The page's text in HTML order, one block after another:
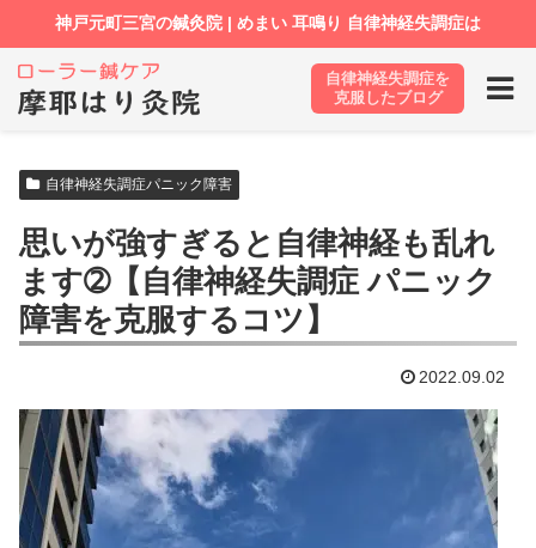
ホーム ブログ 自律神経失調症パニック障害
自律神経失調症パニック障害
思いが強すぎると自律神経も乱れ
ます➁【自律神経失調症 パニック
障害を克服するコツ】
2022.09.02
自律神経失調症を
克服したブログ